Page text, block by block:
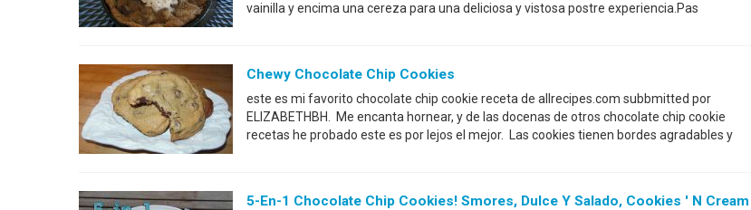
vainilla y encima una cereza para una deliciosa y vistosa postre experiencia.Pas
Chewy Chocolate Chip Cookies
este es mi favorito chocolate chip cookie receta de allrecipes.com subbmitted por
ELIZABETHBH. Me encanta hornear, y de las docenas de otros chocolate chip cookie
recetas he probado este es por lejos el mejor. Las cookies tienen bordes agradables y
5-En-1 Chocolate Chip Cookies! Smores, Dulce Y Salado, Cookies ' N Cream